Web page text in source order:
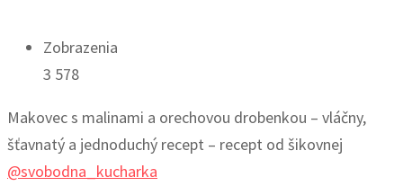
Zobrazenia
3 578
Makovec s malinami a orechovou drobenkou – vláčny,
šťavnatý a jednoduchý recept – recept od šikovnej
@svobodna_kucharka